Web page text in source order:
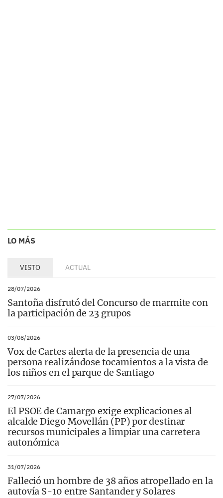
LO MÁS
VISTO ACTUAL
28/07/2026
Santoña disfrutó del Concurso de marmite con
la participación de 23 grupos
03/08/2026
Vox de Cartes alerta de la presencia de una
persona realizándose tocamientos a la vista de
los niños en el parque de Santiago
27/07/2026
El PSOE de Camargo exige explicaciones al
alcalde Diego Movellán (PP) por destinar
recursos municipales a limpiar una carretera
autonómica
31/07/2026
Falleció un hombre de 38 años atropellado en la
autovía S-10 entre Santander y Solares